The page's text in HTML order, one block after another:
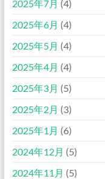
2025年7月 (4)
2025年6月 (4)
2025年5月 (4)
2025年4月 (4)
2025年3月 (5)
2025年2月 (3)
2025年1月 (6)
2024年12月 (5)
2024年11月 (5)